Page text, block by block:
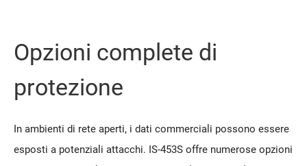
Opzioni complete di
protezione
In ambienti di rete aperti, i dati commerciali possono essere
esposti a potenziali attacchi. IS-453S offre numerose opzioni